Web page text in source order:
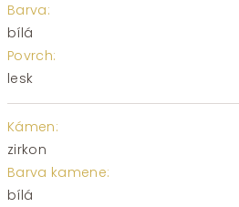
Barva:
bílá
Povrch:
lesk
Kámen:
zirkon
Barva kamene:
bílá